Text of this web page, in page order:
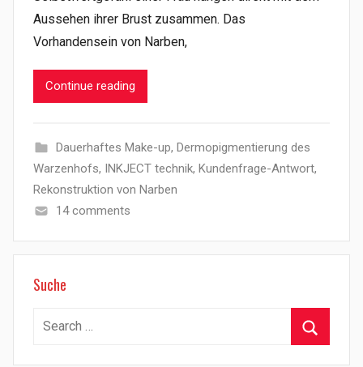
Aussehen ihrer Brust zusammen. Das
Vorhandensein von Narben,
Continue reading
Dauerhaftes Make-up, Dermopigmentierung des
Warzenhofs, INKJECT technik, Kundenfrage-Antwort,
Rekonstruktion von Narben
14 comments
Suche
Search